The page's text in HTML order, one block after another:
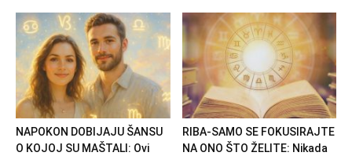
NAPOKON DOBIJAJU ŠANSU
O KOJOJ SU MAŠTALI: Ovi
RIBA-SAMO SE FOKUSIRAJTE
NA ONO ŠTO ŽELITE: Nikada